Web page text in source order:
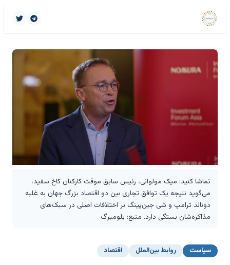
تماشا کنید: میک مولوانی، رئیس سابق موقت کارکنان کاخ سفید،
می‌گوید نتیجه یک توافق تجاری بین دو اقتصاد بزرگ جهان به غلبه
دونالد ترامپ و شی جین‌پینگ بر اختلافات اصلی در سبک‌های
مذاکره‌شان بستگی دارد. منبع: بلومبرگ
سیاست روابط بین‌الملل اقتصاد